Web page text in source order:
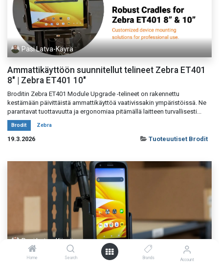
Home Search Brands Account
Pasi Latva-Käyrä
Ammattikäyttöön suunnitellut telineet Zebra ET401
8" | Zebra ET401 10"
Broditin Zebra ET401 Module Upgrade -telineet on rakennettu
kestämään päivittäistä ammattikäyttöä vaativissakin ympäristöissä. Ne
parantavat tuottavuutta ja ergonomiaa pitämällä laitteen turvallisesti...
Brodit Zebra
19.3.2026 Tuoteuutiset Brodit
Pasi Latva-Käyrä
Broditin myydyimmät ja uudet tuotteet